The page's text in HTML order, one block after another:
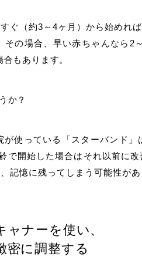
ぐ（約3～4ヶ月）から始めれ
の場合、早い赤ちゃんなら2
もあります。
か？
が使っている「スターバンド」
開始した場合はそれ以前に改
記憶に残ってしまう可能性が
ャナーを使い、
密に調整する